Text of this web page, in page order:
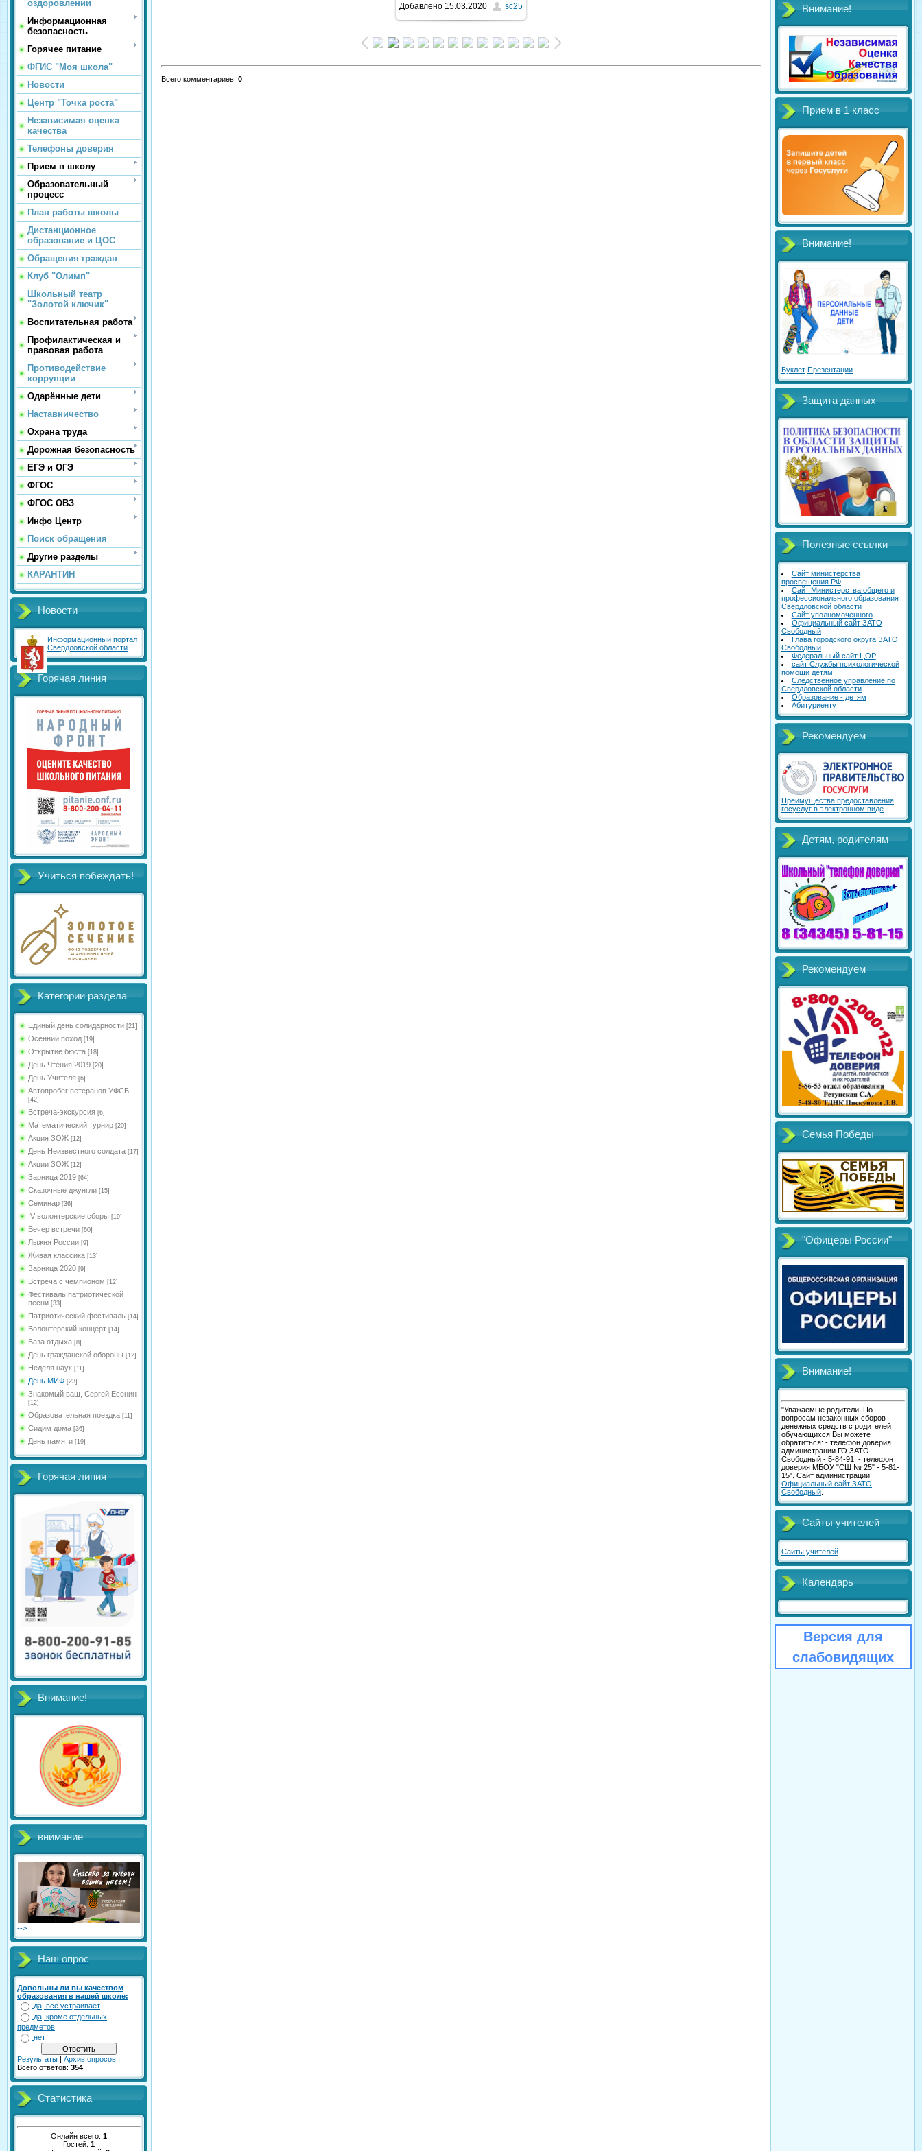
оздоровлении
Информационная
безопасность
Горячее питание
ФГИС "Моя школа"
Новости
Центр "Точка роста"
Независимая оценка
качества
Телефоны доверия
Прием в школу
Образовательный
процесс
План работы школы
Дистанционное
образование и ЦОС
Обращения граждан
Клуб "Олимп"
Школьный театр
"Золотой ключик"
Воспитательная работа
Профилактическая и
правовая работа
Противодействие
коррупции
Одарённые дети
Наставничество
Охрана труда
Дорожная безопасность
ЕГЭ и ОГЭ
ФГОС
ФГОС ОВЗ
Инфо Центр
Поиск обращения
Другие разделы
КАРАНТИН
Новости
Информационный портал
Свердловской области
Горячая линия
Учиться побеждать!
Категории раздела
Единый день солидарности [21]
Осенний поход [19]
Открытие бюста [18]
День Чтения 2019 [20]
День Учителя [6]
Автопробег ветеранов УФСБ
[42]
Встреча-экскурсия [6]
Математический турнир [20]
Акция ЗОЖ [12]
День Неизвестного солдата [17]
Акции ЗОЖ [12]
Зарница 2019 [64]
Сказочные джунгли [15]
Семинар [36]
IV волонтерские сборы [19]
Вечер встречи [60]
Лыжня России [9]
Живая классика [13]
Зарница 2020 [9]
Встреча с чемпионом [12]
Фестиваль патриотической
песни [33]
Патриотический фестиваль [14]
Волонтерский концерт [14]
База отдыха [8]
День гражданской обороны [12]
Неделя наук [11]
День МИФ [23]
Знакомый ваш, Сергей Есенин
[12]
Образовательная поездка [11]
Сидим дома [36]
День памяти [19]
Горячая линия
Внимание!
внимание
-->
Наш опрос
Довольны ли вы качеством
образования в нашей школе:
да, все устраивает
да, кроме отдельных
предметов
нет
Результаты | Архив опросов
Всего ответов: 354
Статистика
Онлайн всего: 1
Гостей: 1
1024x768/ 82.8Kb
Добавлено 15.03.2020 sc25
Всего комментариев: 0
Внимание!
Прием в 1 класс
Внимание!
Буклет Презентации
Защита данных
Полезные ссылки
Сайт министерства
просвещения РФ
Сайт Министерства общего и
профессионального образования
Свердловской области
Сайт уполномоченного
Официальный сайт ЗАТО
Свободный
Глава городского округа ЗАТО
Свободный
Федеральный сайт ЦОР
сайт Службы психологической
помощи детям
Следственное управление по
Свердловской области
Образование - детям
Абитуриенту
Рекомендуем
Преимущества предоставления
госуслуг в электронном виде
Детям, родителям
Рекомендуем
Семья Победы
"Офицеры России"
Внимание!
"Уважаемые родители! По
вопросам незаконных сборов
денежных средств с родителей
обучающихся Вы можете
обратиться: - телефон доверия
администрации ГО ЗАТО
Свободный - 5-84-91; - телефон
доверия МБОУ "СШ № 25" - 5-81-
15". Сайт администрации
Официальный сайт ЗАТО
Свободный
Сайты учителей
Сайты учителей
Календарь
Версия для
слабовидящих